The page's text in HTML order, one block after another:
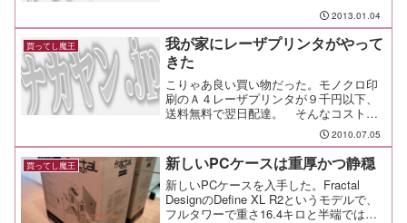
てしまった車は、買ったときも衝動買い
だった。Ｖｉｔｓユーロスポーツエディ
ション、1999年に世界...
2013.01.04
買ってし魔王
我が家にレーザプリンタがやって
きた
こりゃあ良い買い物だった。モノクロ印
刷のＡ４レーザプリンタが９千円以下、
送料無料で翌日配達。 そんなコストパ
フォーマンス最高なリコーのIPSiO
SP4000をアマゾンで見つけてしまって、
ついついポチッとしてしまった次第なん
だけれども、想像...
2010.07.05
買ってし魔王 新しいPCケースは重厚かつ静穏
新しいPCケースを入手した。Fractal
DesignのDefine XL R2というモデルで、
フルタワーで重さ16.4キロと半端ではな